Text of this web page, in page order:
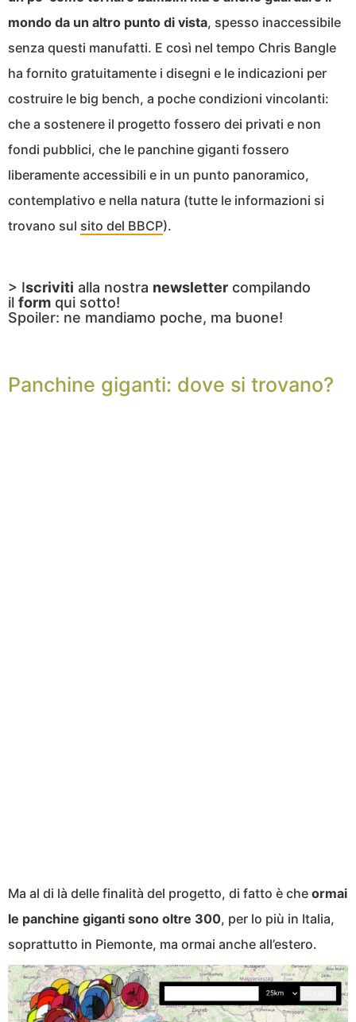
mondo da un altro punto di vista, spesso inaccessibile
senza questi manufatti. E così nel tempo Chris Bangle
ha fornito gratuitamente i disegni e le indicazioni per
costruire le big bench, a poche condizioni vincolanti:
che a sostenere il progetto fossero dei privati e non
fondi pubblici, che le panchine giganti fossero
liberamente accessibili e in un punto panoramico,
contemplativo e nella natura (tutte le informazioni si
trovano sul sito del BBCP).
> Iscriviti alla nostra newsletter compilando
il form qui sotto!
Spoiler: ne mandiamo poche, ma buone!
Panchine giganti: dove si trovano?
Ma al di là delle finalità del progetto, di fatto è che ormai
le panchine giganti sono oltre 300, per lo più in Italia,
soprattutto in Piemonte, ma ormai anche all’estero.